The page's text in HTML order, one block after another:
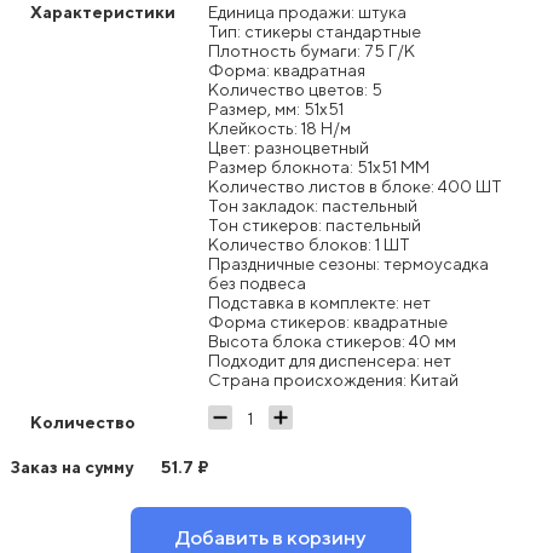
Характеристики
Единица продажи: штука
Тип: стикеры стандартные
Плотность бумаги: 75 Г/К
Форма: квадратная
Количество цветов: 5
Размер, мм: 51x51
Клейкость: 18 Н/м
Цвет: разноцветный
Размер блокнота: 51x51 ММ
Количество листов в блоке: 400 ШТ
Тон закладок: пастельный
Тон стикеров: пастельный
Количество блоков: 1 ШТ
Праздничные сезоны: термоусадка
без подвеса
Подставка в комплекте: нет
Форма стикеров: квадратные
Высота блока стикеров: 40 мм
Подходит для диспенсера: нет
Страна происхождения: Китай
Количество
Заказ на сумму 51.7 ₽
Добавить в корзину